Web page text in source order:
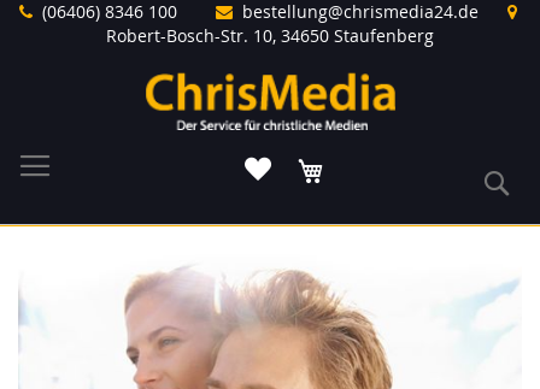
Direkt(06406) 8346 100
bestellung@chrismedia24.de
Robert-Bosch-Str. 10, 34650 Staufenberg
Ende
springen